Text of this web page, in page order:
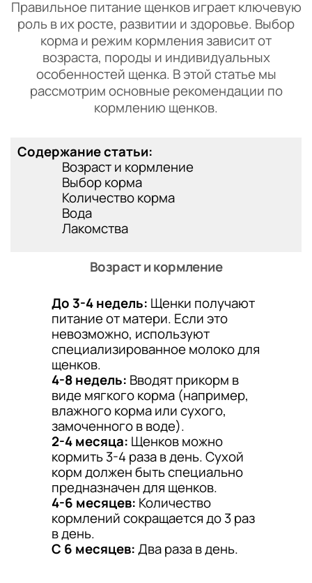
Правильное питание щенков играет ключевую
роль в их росте, развитии и здоровье. Выбор
корма и режим кормления зависит от
возраста, породы и индивидуальных
особенностей щенка. В этой статье мы
рассмотрим основные рекомендации по
кормлению щенков.
Содержание статьи:
Возраст и кормление
Выбор корма
Количество корма
Вода
Лакомства
Возраст и кормление
До 3-4 недель: Щенки получают
питание от матери. Если это
невозможно, используют
специализированное молоко для
щенков.
4-8 недель: Вводят прикорм в
виде мягкого корма (например,
влажного корма или сухого,
замоченного в воде).
2-4 месяца: Щенков можно
кормить 3-4 раза в день. Сухой
корм должен быть специально
предназначен для щенков.
4-6 месяцев: Количество
кормлений сокращается до 3 раз
в день.
С 6 месяцев:Два раза в день.